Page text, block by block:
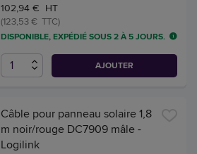
102,94 € HT
(123,53 € TTC)
DISPONIBLE, EXPÉDIÉ SOUS 2 À 5 JOURS.
AJOUTER
Câble pour panneau solaire 1,8
m noir/rouge DC7909 mâle -
Logilink